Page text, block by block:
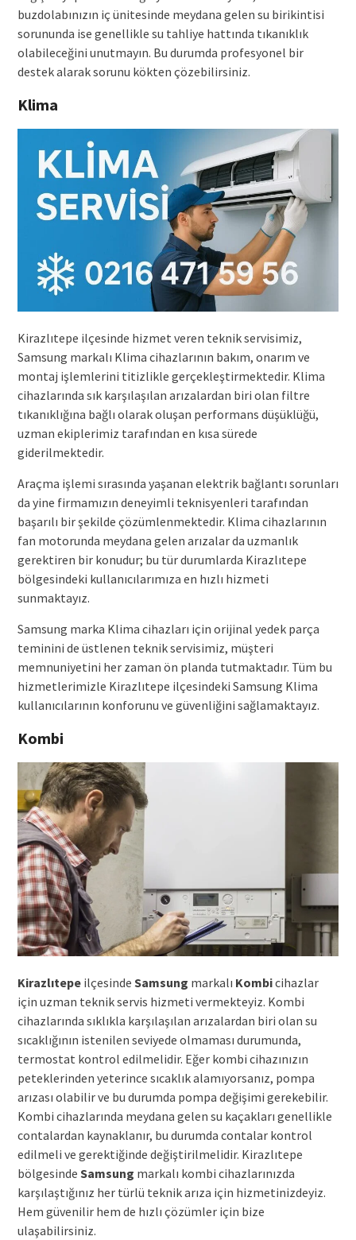
buzdolabınızın iç ünitesinde meydana gelen su birikintisi
sorununda ise genellikle su tahliye hattında tıkanıklık
olabileceğini unutmayın. Bu durumda profesyonel bir
destek alarak sorunu kökten çözebilirsiniz.
Klima
Kirazlıtepe ilçesinde hizmet veren teknik servisimiz,
Samsung markalı Klima cihazlarının bakım, onarım ve
montaj işlemlerini titizlikle gerçekleştirmektedir. Klima
cihazlarında sık karşılaşılan arızalardan biri olan filtre
tıkanıklığına bağlı olarak oluşan performans düşüklüğü,
uzman ekiplerimiz tarafından en kısa sürede
giderilmektedir.
Araçma işlemi sırasında yaşanan elektrik bağlantı sorunları
da yine firmamızın deneyimli teknisyenleri tarafından
başarılı bir şekilde çözümlenmektedir. Klima cihazlarının
fan motorunda meydana gelen arızalar da uzmanlık
gerektiren bir konudur; bu tür durumlarda Kirazlıtepe
bölgesindeki kullanıcılarımıza en hızlı hizmeti
sunmaktayız.
Samsung marka Klima cihazları için orijinal yedek parça
teminini de üstlenen teknik servisimiz, müşteri
memnuniyetini her zaman ön planda tutmaktadır. Tüm bu
hizmetlerimizle Kirazlıtepe ilçesindeki Samsung Klima
kullanıcılarının konforunu ve güvenliğini sağlamaktayız.
Kombi
Kirazlıtepeilçesinde Samsung markalı Kombicihazlar
için uzman teknik servis hizmeti vermekteyiz. Kombi
cihazlarında sıklıkla karşılaşılan arızalardan biri olan su
sıcaklığının istenilen seviyede olmaması durumunda,
termostat kontrol edilmelidir. Eğer kombi cihazınızın
peteklerinden yeterince sıcaklık alamıyorsanız, pompa
arızası olabilir ve bu durumda pompa değişimi gerekebilir.
Kombi cihazlarında meydana gelen su kaçakları genellikle
contalardan kaynaklanır, bu durumda contalar kontrol
edilmeli ve gerektiğinde değiştirilmelidir. Kirazlıtepe
bölgesinde Samsung markalı kombi cihazlarınızda
karşılaştığınız her türlü teknik arıza için hizmetinizdeyiz.
Hem güvenilir hem de hızlı çözümler için bize
ulaşabilirsiniz.